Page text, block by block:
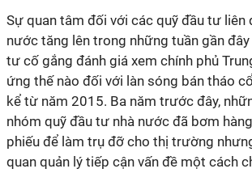
Sự quan tâm đối với các quỹ đầu tư liên
nước tăng lên trong những tuần gần
tư cố gắng đánh giá xem chính phủ
ứng thế nào đối với làn sóng bán tháo
kể từ năm 2015. Ba năm trước đây,
nhóm quỹ đầu tư nhà nước đã bơm
phiếu để làm trụ đỡ cho thị trường
quan quản lý tiếp cận vấn đề một cách